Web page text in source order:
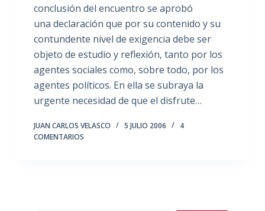
conclusión del encuentro se aprobó
una declaración que por su contenido y su
contundente nivel de exigencia debe ser
objeto de estudio y reflexión, tanto por los
agentes sociales como, sobre todo, por los
agentes políticos. En ella se subraya la
urgente necesidad de que el disfrute…
JUAN CARLOS VELASCO 5 JULIO 2006
4
COMENTARIOS